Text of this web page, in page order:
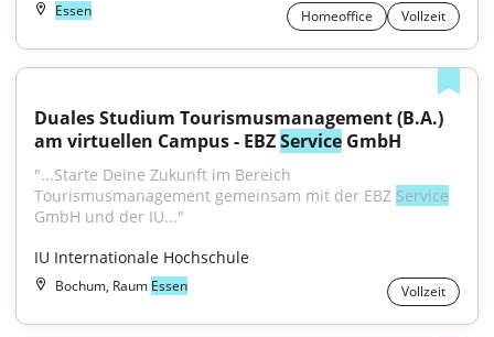
Essen Homeoffice Vollzeit
Duales Studium Tourismusmanagement (B.A.)
am virtuellen Campus - EBZ Service GmbH
"...Starte Deine Zukunft im Bereich
Tourismusmanagement gemeinsam mit der EBZ Service
GmbH und der IU..."
IU Internationale Hochschule
Bochum, Raum Essen Vollzeit